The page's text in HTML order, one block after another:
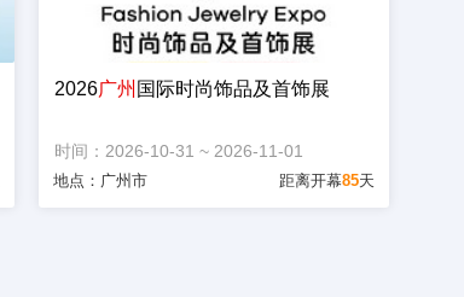
2026广州 国际时尚饰品及首饰展
时间：2026-10-31 ~ 2026-11-01
地点：广州市 距离开幕85天